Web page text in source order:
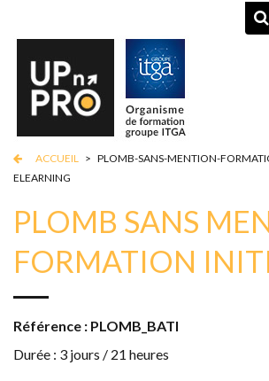
ACCUEIL > PLOMB-SANS-MENTION-
ELEARNING
PLOMB SANS
FORMATION
Référence : PLOMB_BATI
Durée : 3 jours / 21 heures